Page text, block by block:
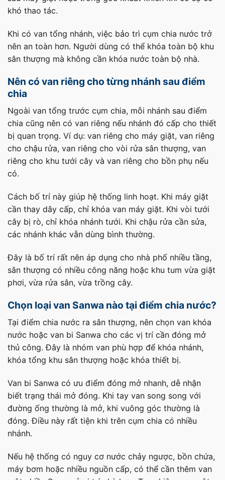
khó thao tác.
Khi có van tổng nhánh, việc bảo trì cụm chia nước trở
nên an toàn hơn. Người dùng có thể khóa toàn bộ khu
sân thượng mà không cần khóa nước toàn bộ nhà.
Nên có van riêng cho từng nhánh sau điểm
chia
Ngoài van tổng trước cụm chia, mỗi nhánh sau điểm
chia cũng nên có van riêng nếu nhánh đó cấp cho thiết
bị quan trọng. Ví dụ: van riêng cho máy giặt, van riêng
cho chậu rửa, van riêng cho vòi rửa sân thượng, van
riêng cho khu tưới cây và van riêng cho bồn phụ nếu
có.
Cách bố trí này giúp hệ thống linh hoạt. Khi máy giặt
cần thay dây cấp, chỉ khóa van máy giặt. Khi vòi tưới
cây bị rò, chỉ khóa nhánh tưới. Khi chậu rửa cần sửa,
các nhánh khác vẫn dùng bình thường.
Đây là bố trí rất nên áp dụng cho nhà phố nhiều tầng,
sân thượng có nhiều công năng hoặc khu tum vừa giặt
phơi, vừa rửa sân, vừa trồng cây.
Chọn loại van Sanwa nào tại điểm chia nước?
Tại điểm chia nước ra sân thượng, nên chọn van khóa
nước hoặc van bi Sanwa cho các vị trí cần đóng mở
thủ công. Đây là nhóm van phù hợp để khóa nhánh,
khóa tổng khu sân thượng hoặc khóa thiết bị.
Van bi Sanwa có ưu điểm đóng mở nhanh, dễ nhận
biết trạng thái mở đóng. Khi tay van song song với
đường ống thường là mở, khi vuông góc thường là
đóng. Điều này rất tiện khi trên cụm chia có nhiều
nhánh.
Nếu hệ thống có nguy cơ nước chảy ngược, bồn chứa,
máy bơm hoặc nhiều nguồn cấp, có thể cần thêm van